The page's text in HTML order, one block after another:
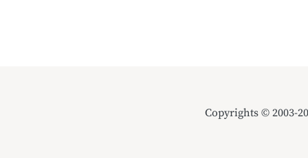
Copyrights © 2003-